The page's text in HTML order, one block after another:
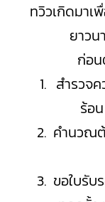
ทวิวเกิดมาเ
ยาว
ก่อ
สำรวจ
ร้อ
คำนวณ
ขอใบรั